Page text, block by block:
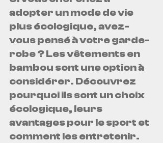
adopter un mode de vie
plus écologique, avez-
vous pensé à votre garde-
robe ? Les vêtements en
bambou sont une option à
considérer. Découvrez
pourquoi ils sont un choix
écologique, leurs
avantages pour le sport et
comment les entretenir.